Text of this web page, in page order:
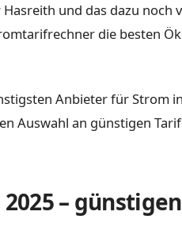
und das dazu noch
die besten
Anbieter für Strom
Auswahl an günstigen
– günstigen